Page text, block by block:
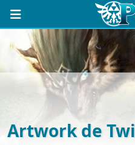
Artwork de